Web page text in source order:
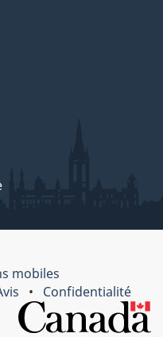
mobiles
Confidentialité